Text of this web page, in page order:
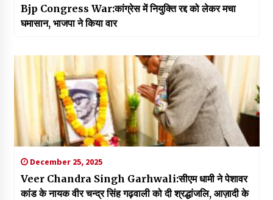
Bjp Congress War:कांग्रेस में नियुक्ति रद्द को लेकर मचा
घमासान, भाजपा ने किया वार
December 25, 2025
Veer Chandra Singh Garhwali:सीएम धामी ने पेशावर
कांड के नायक वीर चन्द्र सिंह गढ़वाली को दी श्रद्धांजलि, आज़ादी के